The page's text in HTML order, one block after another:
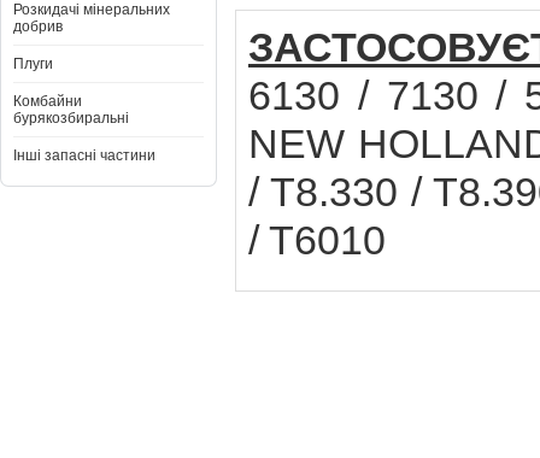
Розкидачі мінеральних
добрив
Плуги
Комбайни
бурякозбиральні
Інші запасні частини
6130 / 7130 /
NEW
/ T8.330 /
/ T6010